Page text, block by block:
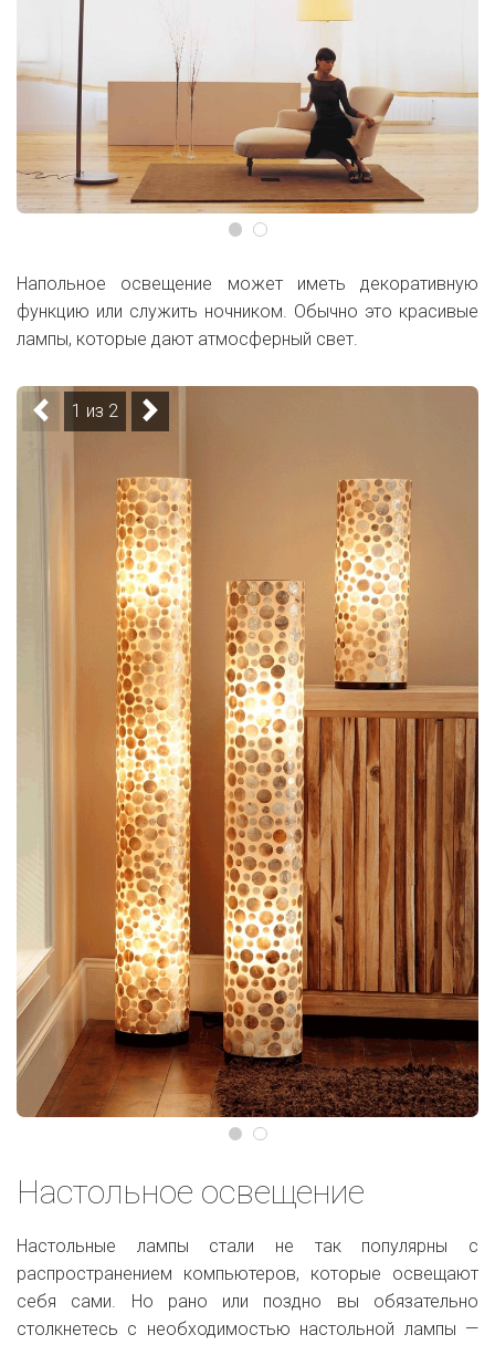
Напольное освещение может иметь декоративную
функцию или служить ночником. Обычно это красивые
лампы, которые дают атмосферный свет.
1 из 2
Настольное освещение
Настольные лампы стали не так популярны с
распространением компьютеров, которые освещают
себя сами. Но рано или поздно вы обязательно
столкнетесь с необходимостью настольной лампы —